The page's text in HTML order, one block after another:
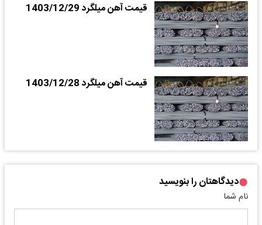
قیمت آهن میلگرد 1403/12/29
قیمت آهن میلگرد 1403/12/28
دیدگاهتان را بنویسید
نام شما